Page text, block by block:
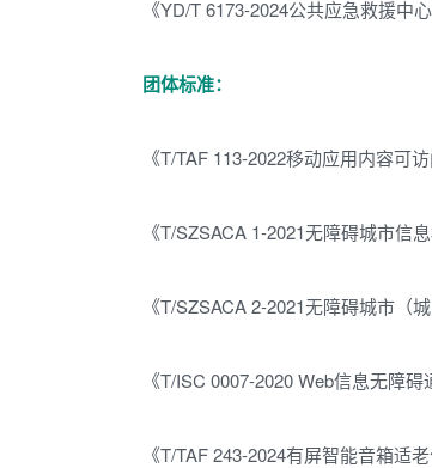
《YD/T 6173-2024公共应急救援中
团体标准：
《T/TAF 113-2022移动应用内容可
《T/SZSACA 1-2021无障碍城市信息
《T/SZSACA 2-2021无障碍城市（
《T/ISC 0007-2020 Web信息无障碍
《T/TAF 243-2024有屏智能音箱适